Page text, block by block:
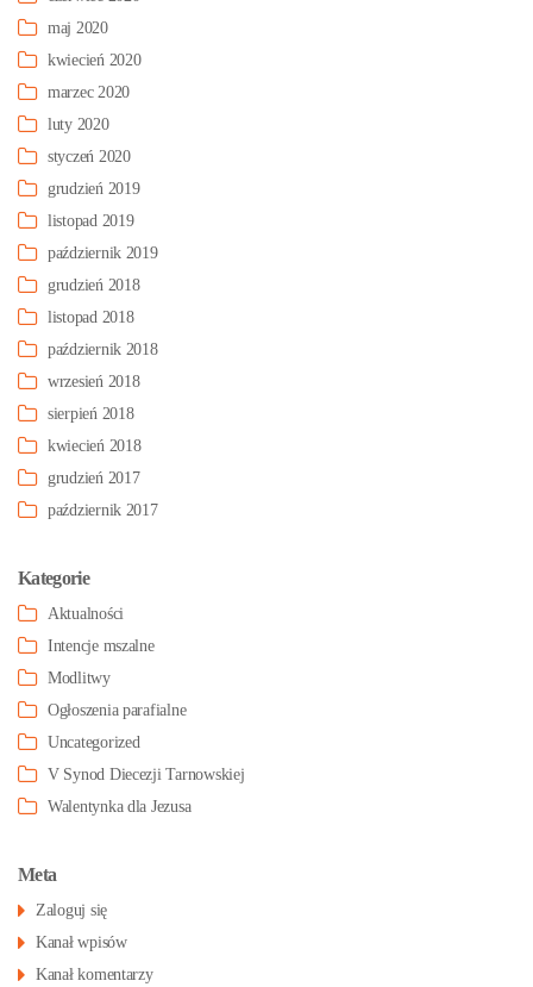
maj 2020
kwiecień 2020
marzec 2020
luty 2020
styczeń 2020
grudzień 2019
listopad 2019
październik 2019
grudzień 2018
listopad 2018
październik 2018
wrzesień 2018
sierpień 2018
kwiecień 2018
grudzień 2017
październik 2017
Kategorie
Aktualności
Intencje mszalne
Modlitwy
Ogłoszenia parafialne
Uncategorized
V Synod Diecezji Tarnowskiej
Walentynka dla Jezusa
Meta
Zaloguj się
Kanał wpisów
Kanał komentarzy